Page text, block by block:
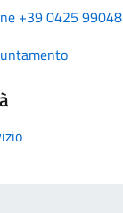
+39 0425 99048